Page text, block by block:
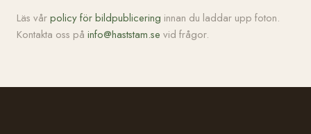
Läs vårpolicy för bildpublicering innan du laddar upp foton.
Kontakta oss på info@haststam.se vid frågor.